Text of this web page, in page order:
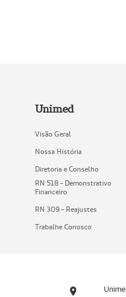
Unimed
Visão Geral
Nossa História
Diretoria e Conselho
RN 518 - Demonstrativo
Financeiro
RN 309 - Reajustes
Trabalhe Conosco